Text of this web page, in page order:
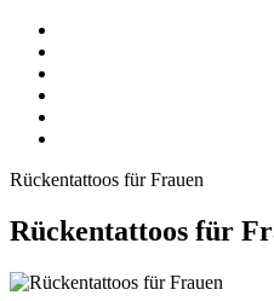
Rückentattoos für Frauen
Rückentattoos für